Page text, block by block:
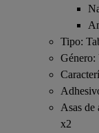
Tipo:
Género:
Asas de
x2